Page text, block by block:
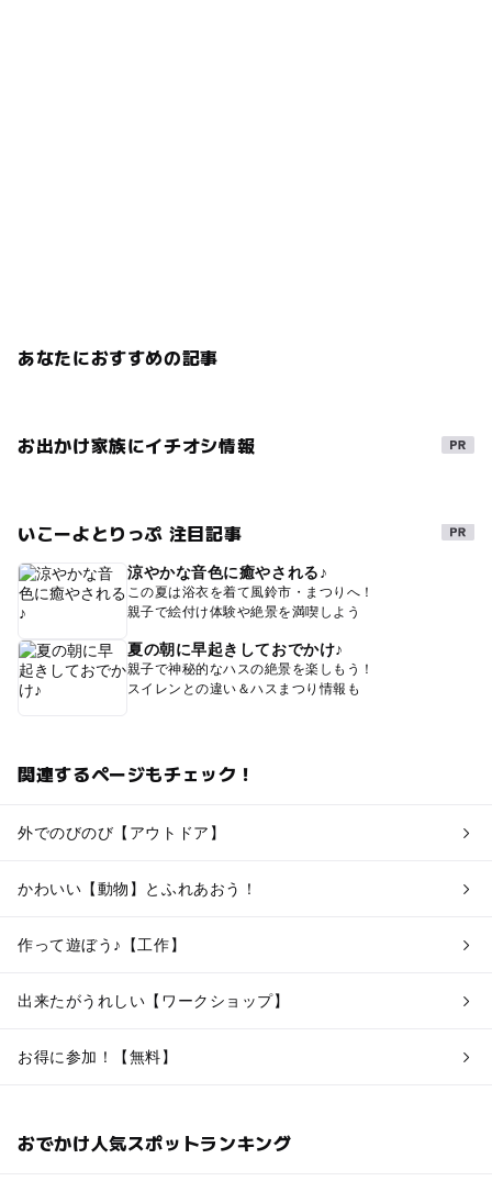
あなたにおすすめの記事
お出かけ家族にイチオシ情報
いこーよとりっぷ 注目記事
涼やかな音色に癒やされる♪
この夏は浴衣を着て風鈴市・まつりへ！
親子で絵付け体験や絶景を満喫しよう
夏の朝に早起きしておでかけ♪
親子で神秘的なハスの絶景を楽しもう！
スイレンとの違い＆ハスまつり情報も
関連するページもチェック！
外でのびのび【アウトドア】
かわいい【動物】とふれあおう！
作って遊ぼう♪【工作】
出来たがうれしい【ワークショップ】
お得に参加！【無料】
おでかけ人気スポットランキング